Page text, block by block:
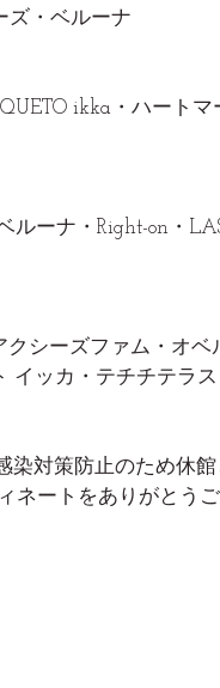
ズ・ベルーナ
ikka・ハート
ルーナ・Right-on・
シーズファム・オベ
ッカ・テチチテラス
対策防止のため休館
ネートをありがとう